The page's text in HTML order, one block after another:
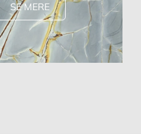
SE MERE